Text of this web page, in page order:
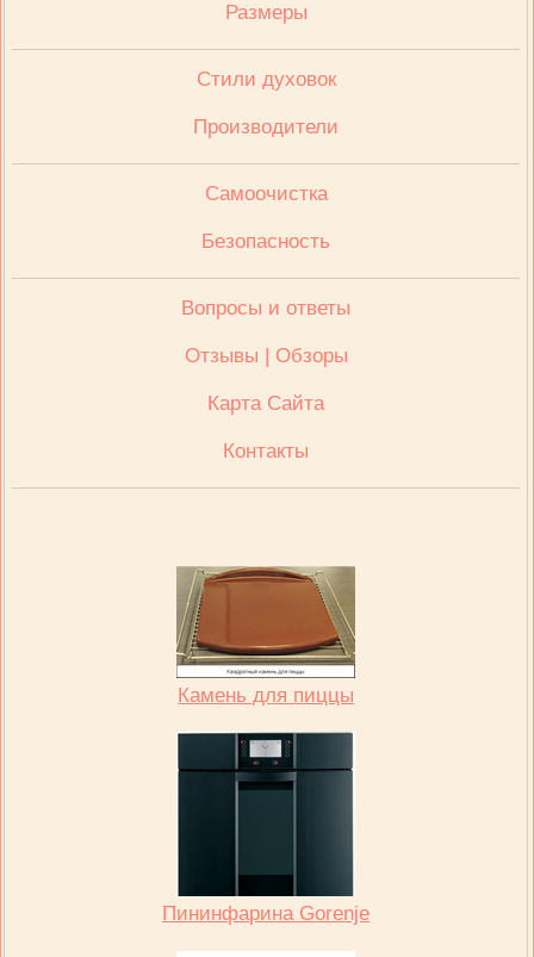
Размеры
Стили духовок
Производители
Cамоочистка
Безопасность
Вопросы и ответы
Отзывы | Обзоры
Карта Сайта
Контакты
Камень для пиццы
Пининфарина Gorenje